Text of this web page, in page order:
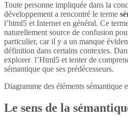
Toute personne impliquée dans la
développement a rencontré le terme
l’html5 et Internet en général. Ce
naturellement source de confusion
particulier, car il y a un manque
définition dans certains contextes.
explorer l’Html5 et tenter de
sémantique que ses prédécesseurs.
Diagramme des éléments sémantique
Le sens de la